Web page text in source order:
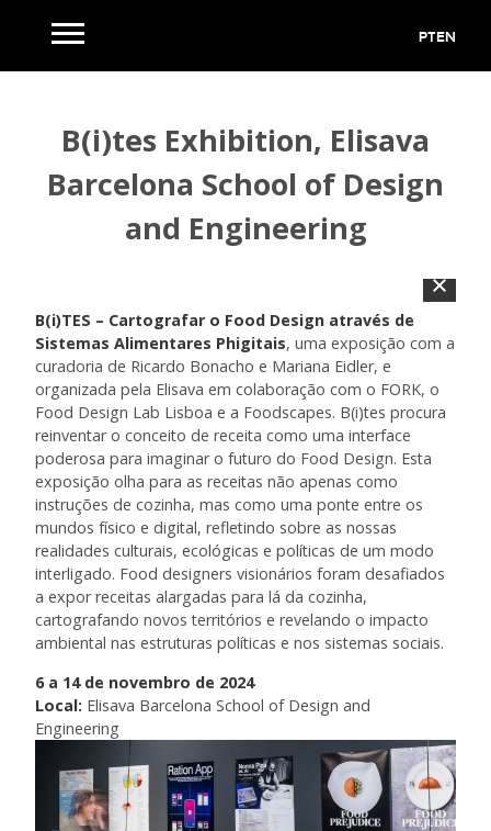
PT EN
B(i)tes Exhibition, Elisava
Barcelona School of Design
and Engineering
B(i)TES – Cartografar o Food Design através de
Sistemas Alimentares Phigitais, uma exposição com a
curadoria de Ricardo Bonacho e Mariana Eidler, e
organizada pela Elisava em colaboração com o FORK, o
Food Design Lab Lisboa e a Foodscapes. B(i)tes procura
reinventar o conceito de receita como uma interface
poderosa para imaginar o futuro do Food Design. Esta
exposição olha para as receitas não apenas como
instruções de cozinha, mas como uma ponte entre os
mundos físico e digital, refletindo sobre as nossas
realidades culturais, ecológicas e políticas de um modo
interligado. Food designers visionários foram desafiados
a expor receitas alargadas para lá da cozinha,
cartografando novos territórios e revelando o impacto
ambiental nas estruturas políticas e nos sistemas sociais.
6 a 14 de novembro de 2024
Local: Elisava Barcelona School of Design and
Engineering